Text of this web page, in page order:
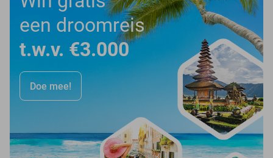
een droomreis
t.w.v. €3.000
Doe mee!